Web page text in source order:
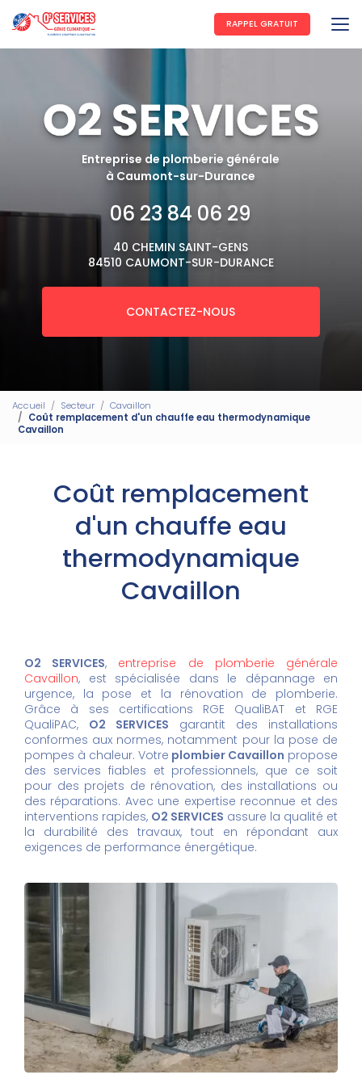
au
contenu
principal
RAPPEL GRATUIT
Entreprise de plomberie générale
à Caumont-sur-Durance
06 23 84 06 29
40 CHEMIN SAINT-GENS
84510 CAUMONT-SUR-DURANCE
CONTACTEZ-NOUS
Accueil Secteur
Cavaillon
Coût remplacement d'un chauffe eau thermodynamique
Cavaillon
Coût remplacement
d'un chauffe eau
thermodynamique
Cavaillon
O2 SERVICES, entreprise de plomberie générale
Cavaillon, est spécialisée dans le dépannage en
urgence, la pose et la rénovation de plomberie.
Grâce à ses certifications RGE QualiBAT et RGE
QualiPAC, O2 SERVICES garantit des installations
conformes aux normes, notamment pour la pose de
pompes à chaleur. Votre plombier Cavaillon propose
des services fiables et professionnels, que ce soit
pour des projets de rénovation, des installations ou
des réparations. Avec une expertise reconnue et des
interventions rapides, O2 SERVICES assure la qualité et
la durabilité des travaux, tout en répondant aux
exigences de performance énergétique.